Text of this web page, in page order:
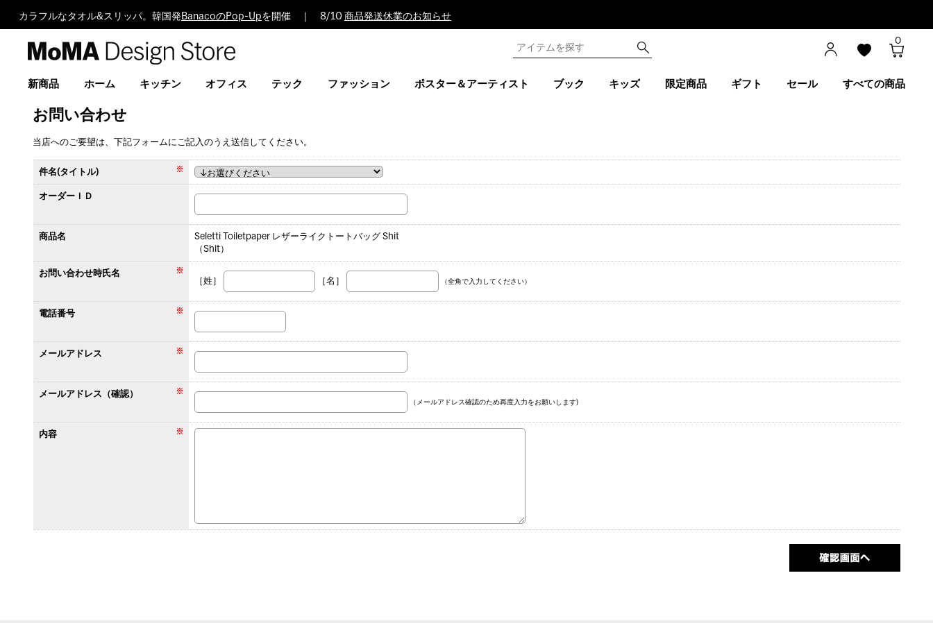
カラフルなタオル&スリッパ。韓国発 BanacoのPop-Upを開催 ｜ 8/10 商品発送休業のお知らせ
Design
0
新商品 ホーム キッチン オフィス テック ファッション ポスター＆アーティスト ブック キッズ 限定商品 ギフト セール すべての商品
お問い合わせ
当店へのご要望は、下記フォームにご記入のうえ送信してください。
件名(タイトル)
オーダーＩＤ
商品名
Seletti Toiletpaper レザーライクトートバッグ Shit
（Shit）
お問い合わせ時氏名
［姓］
［名］ （全角で入力してください）
電話番号
メールアドレス
メールアドレス（確認）
（メールアドレス確認のため再度入力をお願いします)
内容